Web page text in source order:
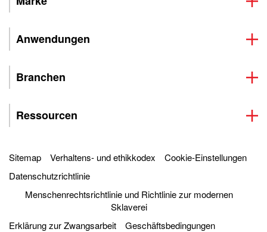
Anwendungen
Branchen
Ressourcen
Sitemap Verhaltens- und ethikkodex
Cookie-Einstellungen
Datenschutzrichtlinie
Menschenrechtsrichtlinie und Richtlinie zur modernen
Sklaverei
Erklärung zur Zwangsarbeit
Geschäftsbedingungen